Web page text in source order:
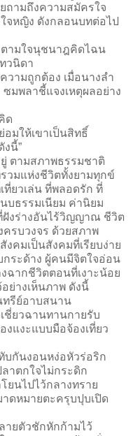
ถามถึงความสมัครใจ
จหญิง ดังกลอนบทต่อไป
ตามใจนุชนาฎคิดไฉน
วนิดา
วามถูกต้อง เมื่อนางลำ
มพลาชี้แจงเหตุผลอย่าง
ด
มให้เขาเป็นสิทธิ์
งนี้”
ตามสภาพธรรมชาติ
วมแห่งชีวิตทั้งยามทุกข์
ที่ยวเล่น ที่พลอดรัก ที่
บธรรมเนียม ค่านิยม
ฝังร่างอันไร้วิญญาณ ชีวิต
ครบวงจร ด้วยสภาพ
คมเป็นสังคมที่เรียบง่าย
ระด้าง ผู้คนมีจิตใจอ่อน
ฉากชีวิตตอนที่เงาะน้อย
ย่างเห็นภาพ ดังนี้
ทรีย์อาบสนาน
ชี่ยวฉานทานกายรับ
งแงะแบบมือจ้องเที่ยว
บกันงอนหง่อหัวร่อริก
าตกใจไม่กระดิก
นไปไว้กลางทราย
ดหมายตะครุบปุบเปิด
ายตัวชักหักก้ามไว้